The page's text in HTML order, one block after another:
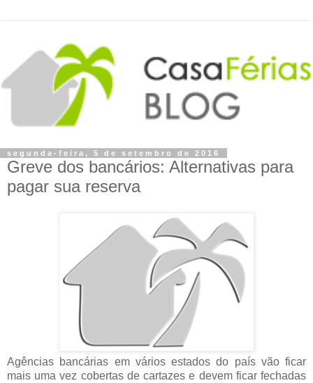
segunda-feira, 5 de setembro de 2016
Greve dos bancários: Alternativas para
pagar sua reserva
Agências bancárias em vários estados do país vão ficar
mais uma vez cobertas de cartazes e devem ficar fechadas